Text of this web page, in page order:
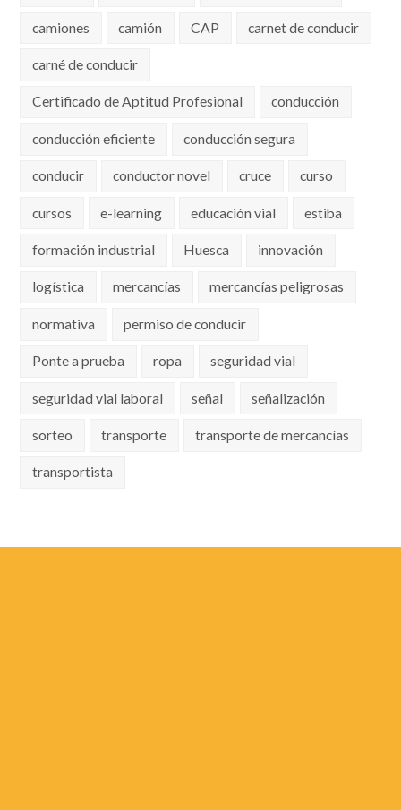
camiones camión CAP carnet de conducir
carné de conducir
Certificado de Aptitud Profesional conducción
conducción eficiente conducción segura
conducir conductor novel cruce curso
cursos e-learning educación vial estiba
formación industrial Huesca innovación
logística mercancías mercancías peligrosas
normativa permiso de conducir
Ponte a prueba ropa seguridad vial
seguridad vial laboral señal señalización
sorteo transporte transporte de mercancías
transportista